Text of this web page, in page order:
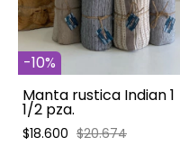
-10%
Manta rustica Indian 1
1/2 pza.
$18.600 $20.674